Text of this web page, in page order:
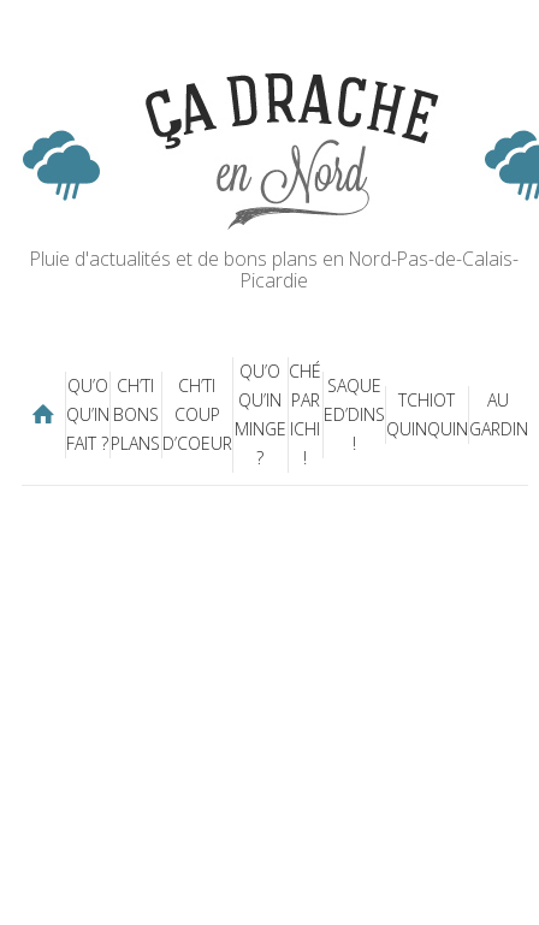
Pluie d'actualités et de bons plans en Nord-Pas-de-Calais-
Picardie
QU’O
QU’IN
FAIT ?
CH’TI
BONS
PLANS
CH’TI
COUP
D’COEUR
QU’O
QU’IN
MINGE
?
CHÉ
PAR
ICHI
!
SAQUE
ED’DINS
!
TCHIOT
QUINQUIN
AU
GARDIN